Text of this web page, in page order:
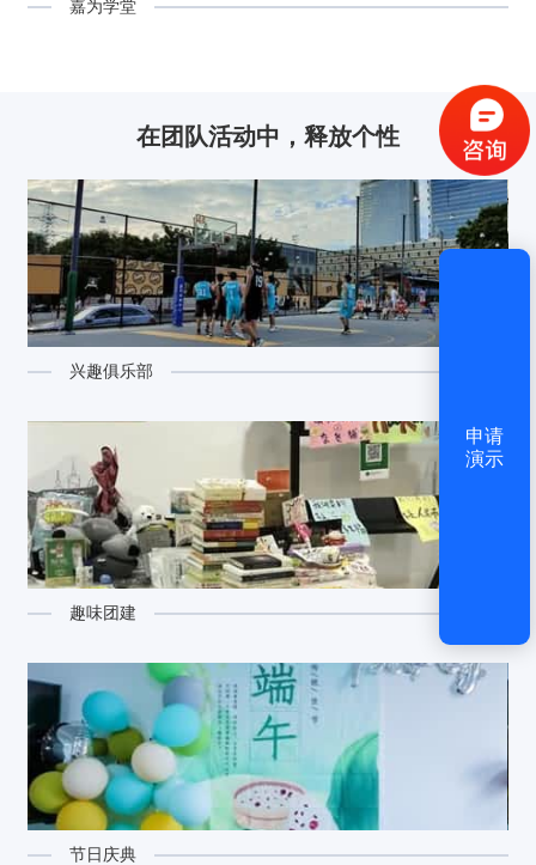
嘉为学堂
在团队活动中， 释放个性
兴趣俱乐部
趣味团建
节日庆典
验证码登录
获取验证码
登录
还没有账号？立即注册
申请
演示